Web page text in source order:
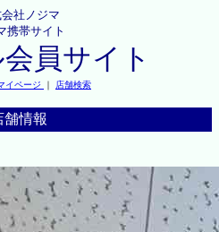
社ノジマ
携帯サイト
員サイト
イページ ｜ 店舗検索
舗情報